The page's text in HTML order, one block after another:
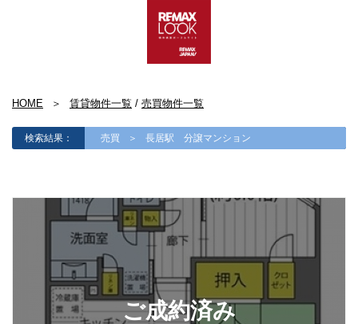
HOME 賃貸物件一覧 / 売買物件一覧
検索結果： 売買 長居駅 分譲マンション
ご成約済み